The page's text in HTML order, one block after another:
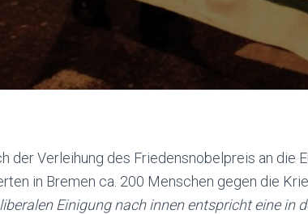
der Verleihung des Friedensnobelpreis an die
in Bremen ca. 200 Menschen gegen die
Einigung nach innen entspricht eine in